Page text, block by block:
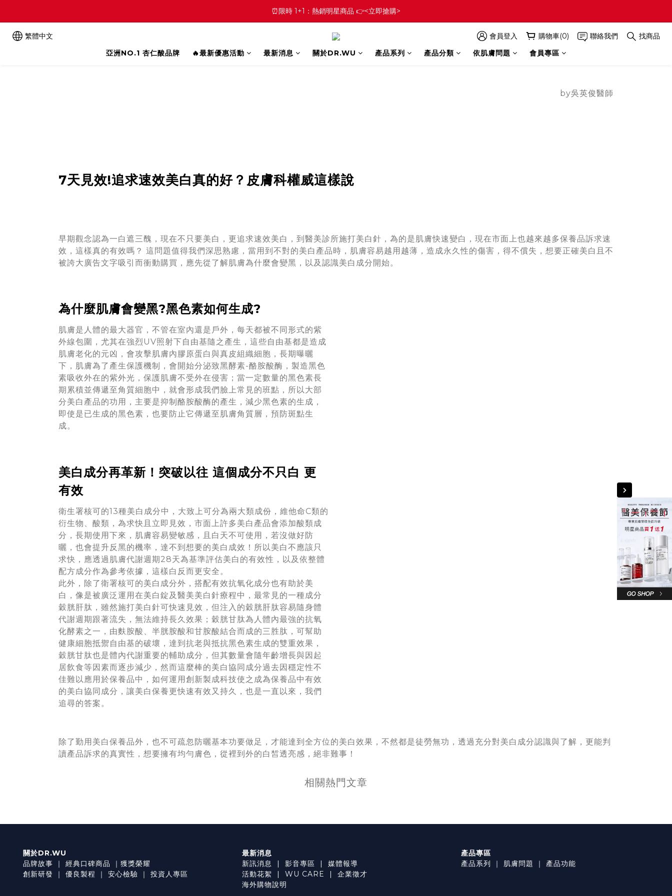
⏰限時 1+1：熱銷明星商品 👉<立即搶購>
繁體中文 會員登入 購物車(0) 聯絡我們
找商品
亞洲NO.1 杏仁酸品牌
🔥最新優惠活動 最新消息 關於DR.WU 產品系列 產品分類 依肌膚問題 會員專區
by吳英俊醫師
7天見效!追求速效美白真的好？皮膚科權威這樣說
早期觀念認為一白遮三醜，現在不只要美白，更追求速效美白，到醫美診所施打美白針，為的是肌膚快速變白，現在市面上也越來越多保養品訴求速
效，這樣真的有效嗎？ 這問題值得我們深思熟慮，當用到不對的美白產品時，肌膚容易越用越薄，造成永久性的傷害，得不償失，想要正確美白且不
被誇大廣告文字吸引而衝動購買，應先從了解肌膚為什麼會變黑，以及認識美白成分開始。
為什麼肌膚會變黑?黑色素如何生成?
肌膚是人體的最大器官，不管在室內還是戶外，每天都被不同形式的紫
外線包圍，尤其在強烈UV照射下自由基隨之產生，這些自由基都是造成
肌膚老化的元凶，會攻擊肌膚內膠原蛋白與真皮組織細胞，長期曝曬
下，肌膚為了產生保護機制，會開始分泌致黑酵素-酪胺酸酶，製造黑色
素吸收外在的紫外光，保護肌膚不受外在侵害；當一定數量的黑色素長
期累積並傳遞至角質細胞中，就會形成我們臉上常見的班點，所以大部
分美白產品的功用，主要是抑制酪胺酸酶的產生，減少黑色素的生成，
即使是已生成的黑色素，也要防止它傳遞至肌膚角質層，預防斑點生
成。
美白成分再革新！突破以往 這個成分不只白 更
有效
衛生署核可的13種美白成分中，大致上可分為兩大類成份，維他命C類的
衍生物、酸類，為求快且立即見效，市面上許多美白產品會添加酸類成
分，長期使用下來，肌膚容易變敏感，且白天不可使用，若沒做好防
曬，也會提升反黑的機率，達不到想要的美白成效！所以美白不應該只
求快，應透過肌膚代謝週期28天為基準評估美白的有效性，以及依整體
配方成分作為參考依據，這樣白反而更安全。
此外，除了衛署核可的美白成分外，搭配有效抗氧化成分也有助於美
白，像是被廣泛運用在美白錠及醫美美白針療程中，最常見的一種成分
穀胱肝肽，雖然施打美白針可快速見效，但注入的穀胱肝肽容易隨身體
代謝週期跟著流失，無法維持長久效果；穀胱甘肽為人體內最強的抗氧
化酵素之一，由麩胺酸、半胱胺酸和甘胺酸結合而成的三胜肽，可幫助
健康細胞抵禦自由基的破壞，達到抗老與抵抗黑色素生成的雙重效果，
穀胱甘肽也是體內代謝重要的輔助成分，但其數量會隨年齡增長與因起
居飲食等因素而逐步減少，然而這麼棒的美白協同成分過去因穩定性不
佳難以應用於保養品中，如何運用創新製成科技使之成為保養品中有效
的美白協同成分，讓美白保養更快速有效又持久，也是一直以來，我們
追尋的答案。
除了勤用美白保養品外，也不可疏忽防曬基本功要做足，才能達到全方位的美白效果，不然都是徒勞無功，透過充分對美白成分認識與了解，更能判
讀產品訴求的真實性，想要擁有均勻膚色，從裡到外的白皙透亮感，絕非難事！
相關熱門文章
關於DR.WU
品牌故事 ｜ 經典口碑商品 ｜ 獲獎榮耀
創新研發
｜ 優良製程 ｜ 安心檢驗 ｜ 投資人專區
最新消息
新訊消息
| 影音專區 | 媒體報導
活動花絮
| WU CARE | 企業徵才
海外購物說明
產品專區
產品系列
｜ 肌膚問題 ｜ 產品功能